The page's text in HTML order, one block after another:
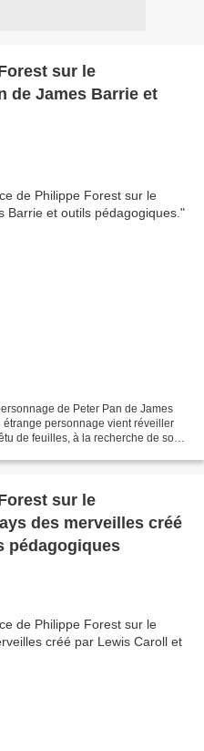
sur le
de James Barrie et
de Peter Pan de James
personnage vient réveiller
de feuilles, à la recherche de son
sur le
des merveilles créé
pédagogiques